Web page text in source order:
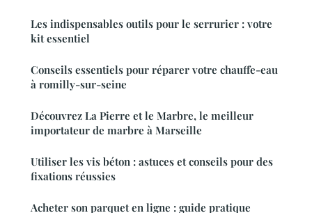
Les indispensables outils pour le serrurier : votre
kit essentiel
Conseils essentiels pour réparer votre chauffe-eau
à romilly-sur-seine
Découvrez La Pierre et le Marbre, le meilleur
importateur de marbre à Marseille
Utiliser les vis béton : astuces et conseils pour des
fixations réussies
Acheter son parquet en ligne : guide pratique